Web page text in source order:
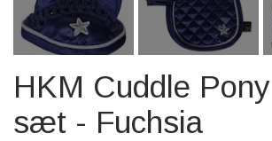
SCHLEICH® HEST &
SKOLE, KREA & TILBEHØR
TASKER & PUNGE
SJOVE HESTE TING
HKM Cuddle
sæt - Fuchsia